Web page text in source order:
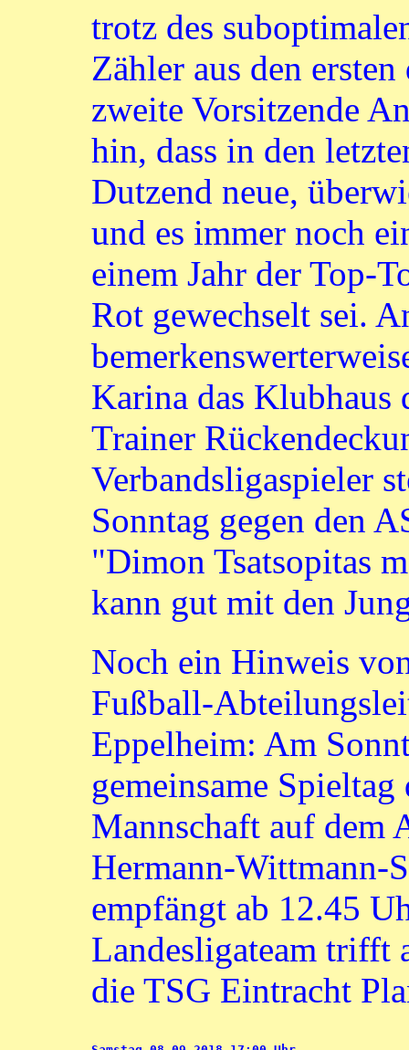
trotz des
Zähler aus den
zweite Vorsitzende
hin, dass in den
Dutzend neue,
und es immer noch
einem Jahr der Top-
Rot gewechselt sei.
Karina das Klubhaus
Trainer
Verbandsligaspieler
Sonntag gegen den
"Dimon Tsatsopitas
kann gut mit den
Noch ein Hinweis
Fußball-
Eppelheim: Am
gemeinsame
Mannschaft auf dem
Hermann-Wittmann-
empfängt ab 12.45
Landesligateam trifft
die TSG Eintracht